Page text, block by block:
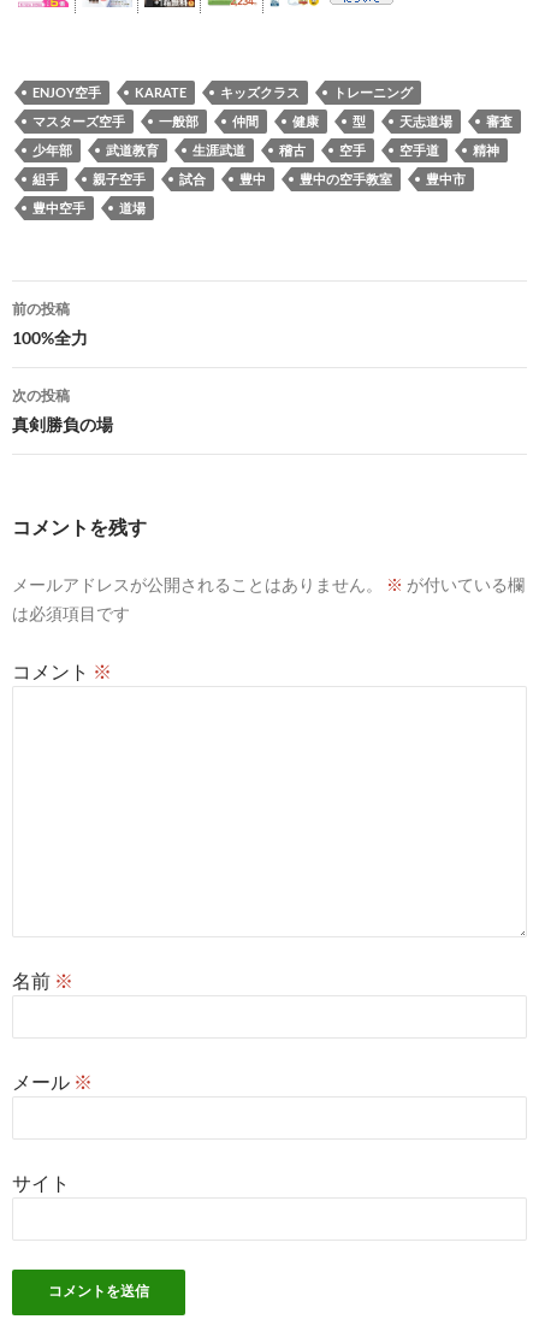
ENJOY空手 KARATE キッズクラス
トレーニング
マスターズ空手
一般部 仲間 健康 型 天志道場
審査
少年部
武道教育 生涯武道 稽古 空手 空手道
精神
組手
親子空手 試合 豊中 豊中の空手教室
豊中市
豊中空手
道場
投
稿
ナ
ビ
ゲ
ョ
前の投稿
100%全力
次の投稿
真剣勝負の場
コメントを残す
メールアドレスが公開されることはありません。 ※ が付いている欄
は必須項目です
コメント ※
名前 ※
メール ※
サイト